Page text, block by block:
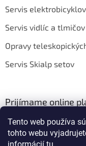
Tento web používa
tohto webu
Servis elektrobicyklov
Servis vidlíc a tlmičov
Opravy
Servis Skialp setov
Prijímame online